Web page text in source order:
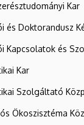
Kar
és Doktorandusz
Kapcsolatok és
Kar
Szolgáltató
Ökoszisztéma